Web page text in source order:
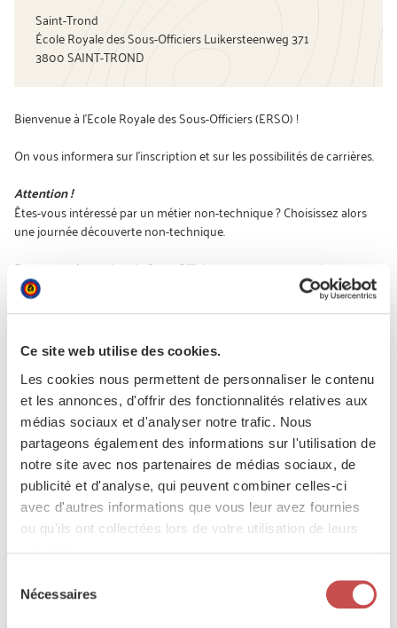
Ce site web utilise des cookies.
Les cookies nous permettent de personnaliser le contenu
et les annonces, d'offrir des fonctionnalités relatives aux
médias sociaux et d'analyser notre trafic. Nous
partageons également des informations sur l'utilisation de
notre site avec nos partenaires de médias sociaux, de
publicité et d'analyse, qui peuvent combiner celles-ci
avec d'autres informations que vous leur avez fournies
ou qu'ils ont collectées lors de votre utilisation de leurs
Nécessaires
Saint-Trond
École Royale des Sous-Officiers Luikersteenweg 371
3800 SAINT-TROND
Bienvenue à l’Ecole Royale des Sous-Officiers (ERSO) !
On vous informera sur l’inscription et sur les possibilités de carrières.
Attention !
Êtes-vous intéressé par un métier non-technique ? Choisissez alors
une journée découverte non-technique.
Dans votre formation de Sous-Officier, vous recevrez une large
formation technique, des cours militaires, du sport et vous
apprendrez à diriger une équipe.
Au cours de cette journée découverte vous pourrez découvrir en
détail le parcours d'études suivantes :
Sous-officier technicien électronique & optronique
Sous-officier technicien en maintenance aéronautique -
spécialité avionique (Catégorie B2)
Sous-officier technicien en maintenance aéronautique -
spécialité mécanique et systèmes (Catégorie B1)
Sous-officier technicien en maintenance aéronautique
(Catégorie A)